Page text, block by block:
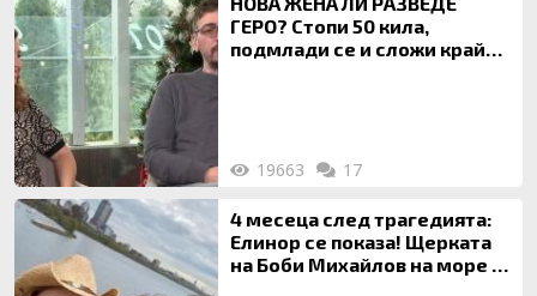
ГЕРО? Стопи 50 кила,
подмлади се и сложи край
19663 17
4 месеца след трагедията:
Елинор се показа! Щерката
на Боби Михайлов на море с